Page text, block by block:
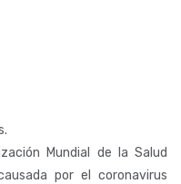
Mundial de la Salud
por el coronavirus